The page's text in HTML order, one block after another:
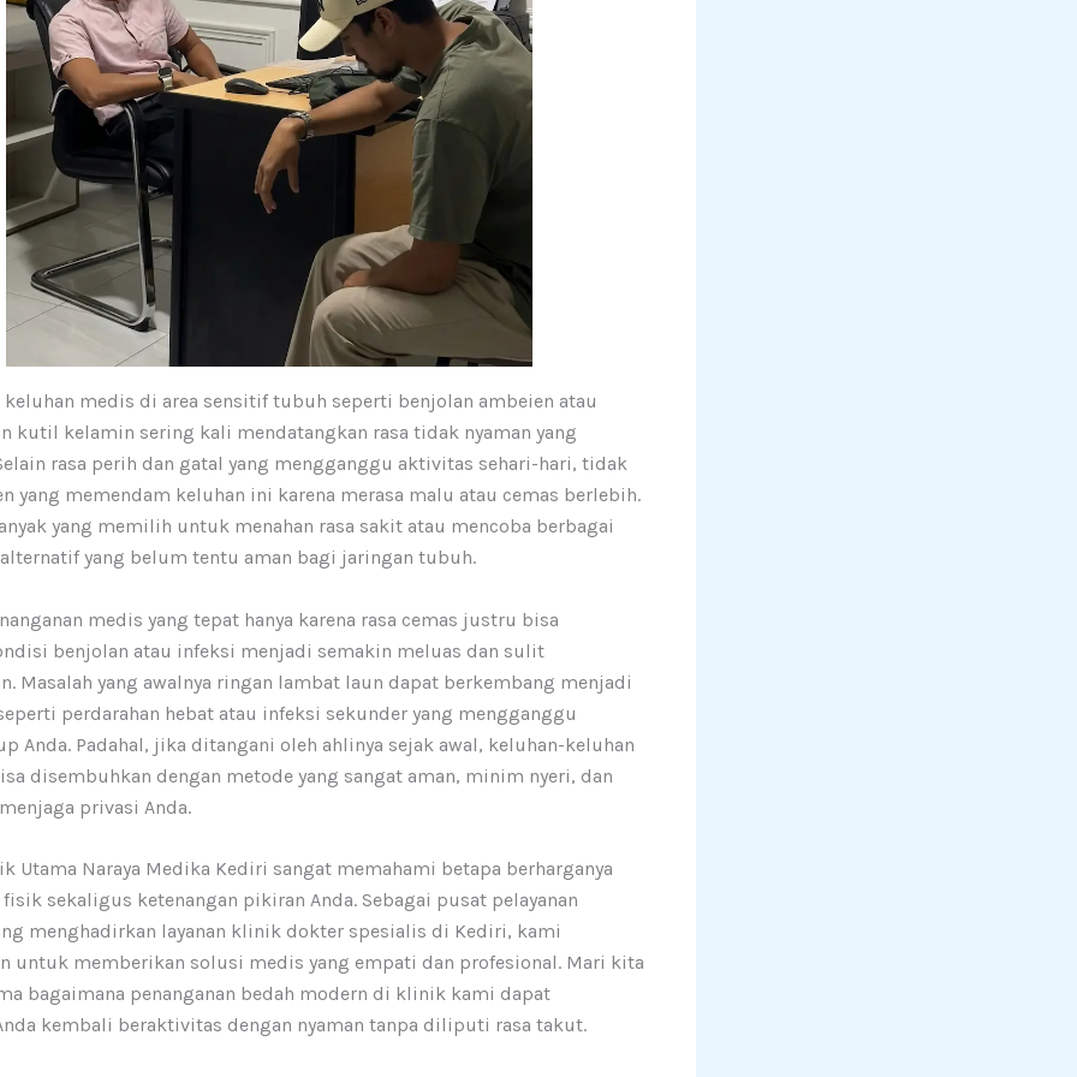
medis di area sensitif tubuh seperti benjolan ambeien atau
kutil kelamin sering kali mendatangkan rasa tidak nyaman yang
rasa perih dan gatal yang mengganggu aktivitas sehari-hari, tidak
yang memendam keluhan ini karena merasa malu atau cemas berlebih.
yang memilih untuk menahan rasa sakit atau mencoba berbagai
yang belum tentu aman bagi jaringan tubuh.
medis yang tepat hanya karena rasa cemas justru bisa
benjolan atau infeksi menjadi semakin meluas dan sulit
Masalah yang awalnya ringan lambat laun dapat berkembang menjadi
perdarahan hebat atau infeksi sekunder yang mengganggu
Anda. Padahal, jika ditangani oleh ahlinya sejak awal, keluhan-keluhan
disembuhkan dengan metode yang sangat aman, minim nyeri, dan
privasi Anda.
Utama Naraya Medika Kediri sangat memahami betapa berharganya
fisik sekaligus ketenangan pikiran Anda. Sebagai pusat pelayanan
menghadirkan layanan klinik dokter spesialis di Kediri, kami
untuk memberikan solusi medis yang empati dan profesional. Mari kita
bagaimana penanganan bedah modern di klinik kami dapat
kembali beraktivitas dengan nyaman tanpa diliputi rasa takut.